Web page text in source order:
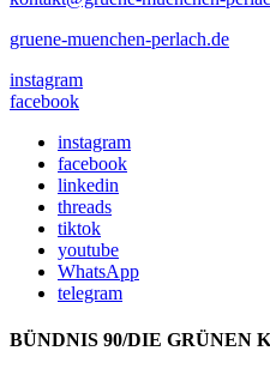
gruene-muenchen-perlach.de
instagram
facebook
instagram
facebook
linkedin
threads
tiktok
youtube
WhatsApp
telegram
BÜNDNIS 90/DIE GRÜNEN